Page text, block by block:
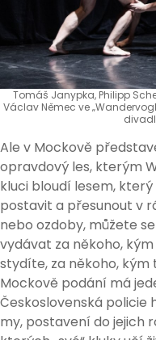
Tomáš Janypka, Philipp
Václav Němec ve
Ale v Mockově
opravdový les, kterým
kluci bloudí lesem,
postavit a přesunout v
nebo ozdoby, můžete
vydávat za někoho,
stydíte, za někoho,
Mockově podání má
Československá policie
my, postavení do jejich